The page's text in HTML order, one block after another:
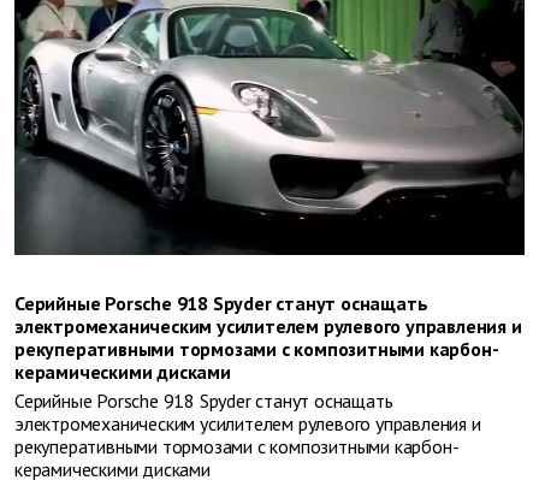
Серийные Porsche 918 Spyder станут оснащать
электромеханическим усилителем рулевого управления и
рекуперативными тормозами с композитными карбон-
керамическими дисками
Серийные Porsche 918 Spyder станут оснащать
электромеханическим усилителем рулевого управления и
рекуперативными тормозами с композитными карбон-
керамическими дисками